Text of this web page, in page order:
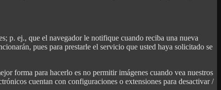
p. ej., que el navegador le notifique cuando reciba una nueva
pues para prestarle el servicio que usted haya solicitado se
forma para hacerlo es no permitir imágenes cuando vea nuestros
cuentan con configuraciones o extensiones para desactivar /